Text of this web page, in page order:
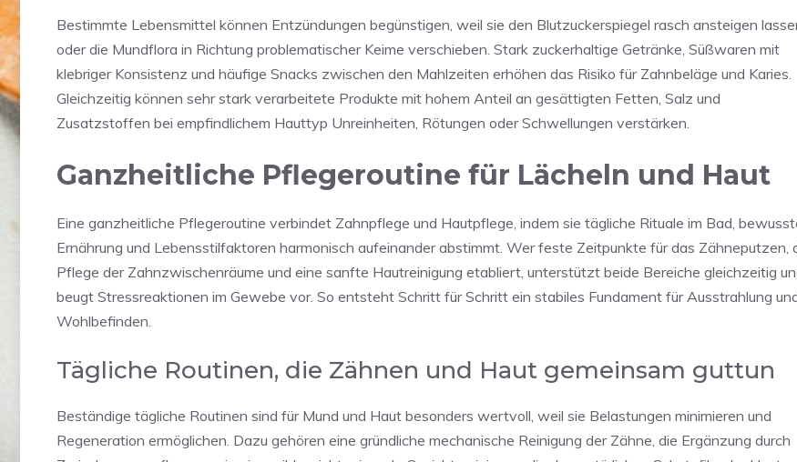
Bestimmte Lebensmittel können Entzündungen begünstigen, weil sie den Blutzuckerspiegel rasch ansteigen
oder die Mundflora in Richtung problematischer Keime verschieben. Stark zuckerhaltige Getränke, Süßwaren mit
klebriger Konsistenz und häufige Snacks zwischen den Mahlzeiten erhöhen das Risiko für Zahnbeläge und Karies.
Gleichzeitig können sehr stark verarbeitete Produkte mit hohem Anteil an gesättigten Fetten, Salz und
Zusatzstoffen bei empfindlichem Hauttyp Unreinheiten, Rötungen oder Schwellungen verstärken.
Ganzheitliche Pflegeroutine für Lächeln und Haut
Eine ganzheitliche Pflegeroutine verbindet Zahnpflege und Hautpflege, indem sie tägliche Rituale im Bad,
Ernährung und Lebensstilfaktoren harmonisch aufeinander abstimmt. Wer feste Zeitpunkte für das Zähneputzen,
Pflege der Zahnzwischenräume und eine sanfte Hautreinigung etabliert, unterstützt beide Bereiche gleichzeitig
beugt Stressreaktionen im Gewebe vor. So entsteht Schritt für Schritt ein stabiles Fundament für Ausstrahlung
Wohlbefinden.
Tägliche Routinen, die Zähnen und Haut gemeinsam guttun
Beständige tägliche Routinen sind für Mund und Haut besonders wertvoll, weil sie Belastungen minimieren und
Regeneration ermöglichen. Dazu gehören eine gründliche mechanische Reinigung der Zähne, die Ergänzung durch